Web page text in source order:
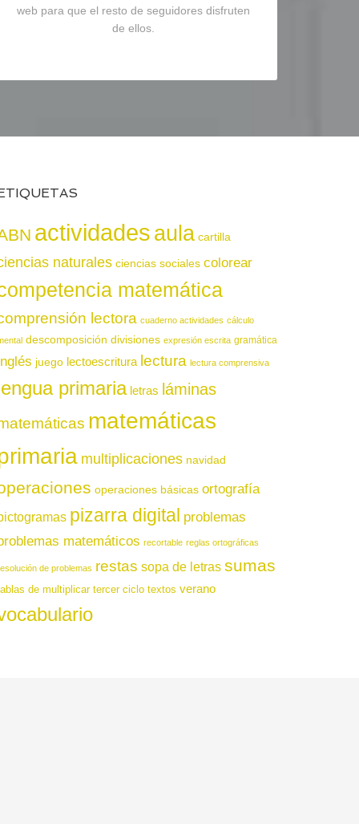
web para que el resto de seguidores disfruten
de ellos.
actividadesaula cartilla
naturales ciencias sociales colorear
matemática
lectora cuaderno actividades cálculo
descomposición divisiones expresión escrita gramática
juego lectoescritura lectura lectura comprensiva
primaria letras láminas
matemáticas
multiplicaciones navidad
operaciones básicas ortografía
pizarra digital problemas
matemáticos recortable reglas ortográficas
de problemas restas sopa de letras sumas
de multiplicar tercer ciclo textos verano